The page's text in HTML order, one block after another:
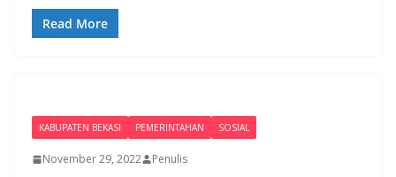
Read More
KABUPATEN BEKASI PEMERINTAHAN SOSIAL
November 29, 2022 Penulis